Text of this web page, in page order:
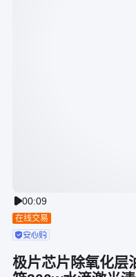
00:09
在线交易
极片芯片除氧化层